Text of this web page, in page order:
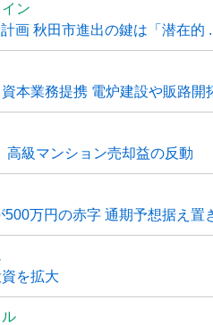
ン
画 秋田市進出の鍵は「潜在的
本業務提携 電炉建設や販路開
高級マンション売却益の反動
万円の赤字 通期予想据え置
を拡大